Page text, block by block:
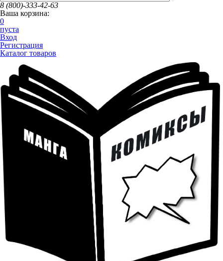
8 (800)-333-42-63
Ваша корзина:
0
пуста
Вход
Регистрация
Каталог товаров